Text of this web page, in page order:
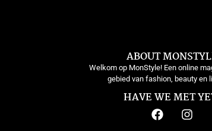
ABOUT
Welkom op MonStyle! Een online
gebied van fashion, beauty en
HAVE WE MET